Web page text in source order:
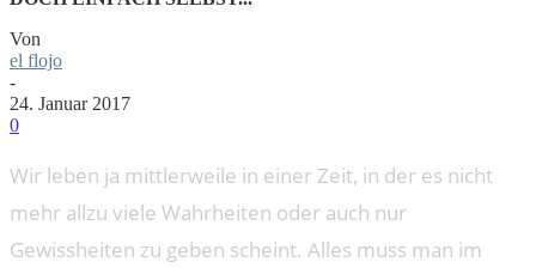
Von
el flojo
-
24. Januar 2017
0
Wir leben ja mittlerweile in einer Zeit, in der es nicht
mehr allzu viele Wahrheiten oder auch nur
Gewissheiten zu geben scheint. Alles muss man im